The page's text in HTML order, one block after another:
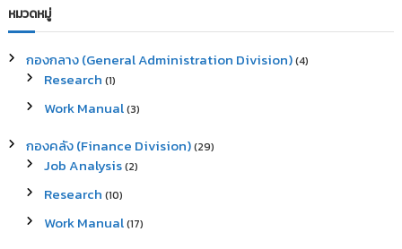
r
c
f
หมวดหมู่
กองกลาง (General Administration Division)(4)
Research (1)
Work Manual(3)
กองคลัง (Finance Division)(29)
Job Analysis(2)
Research (10)
Work Manual(17)